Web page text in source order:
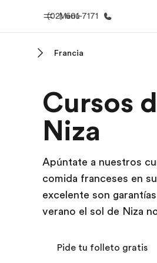
Menú
(02) 601-7171
Bienvenido a EF
Francia
Cursos
Niza
Apúntate a nuestros
comida franceses en
excelente son
verano el sol de Niza
Pide tu folleto gratis